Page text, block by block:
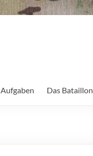
Aufgaben Das Bataillon